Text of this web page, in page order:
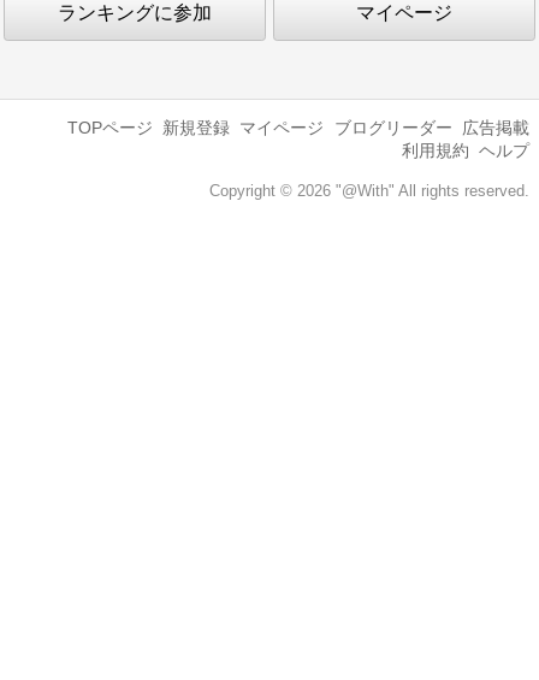
ランキングに参加 マイページ
TOPページ 新規登録 マイページ ブログリーダー
広告掲載
利用規約 ヘルプ
Copyright © 2026 "@With" All rights reserved.